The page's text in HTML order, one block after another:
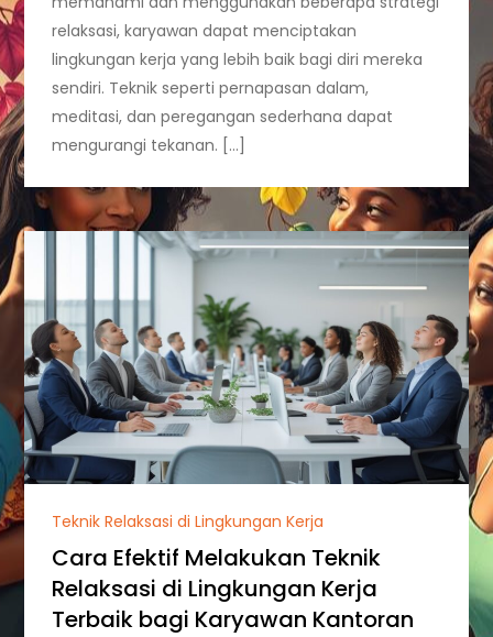
relaksasi, karyawan dapat menciptakan
lingkungan kerja yang lebih baik bagi diri mereka
sendiri. Teknik seperti pernapasan dalam,
meditasi, dan peregangan sederhana dapat
mengurangi tekanan. […]
Teknik Relaksasi di Lingkungan Kerja
Cara Efektif Melakukan Teknik
Relaksasi di Lingkungan Kerja
Terbaik bagi Karyawan Kantoran